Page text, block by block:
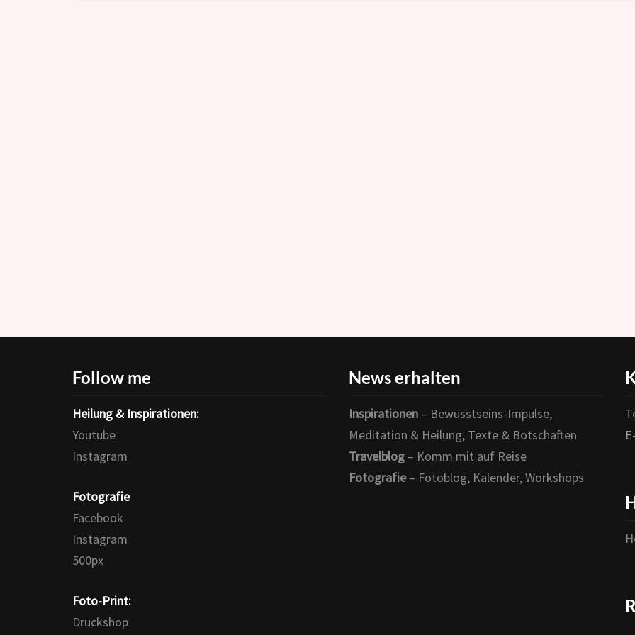
Follow me
Heilung & Inspirationen:
Youtube
Instagram
Fotografie
Facebook
Instagram
500px
Foto-Print:
Druckshop
News erhalten
Inspirationen – Bewusstseins-Impulse,
Meditation & Heilung, Texte & Botschaften
Travelblog – Komm mit auf Reise
Fotografie– Fotoblog, Kalender, Workshops